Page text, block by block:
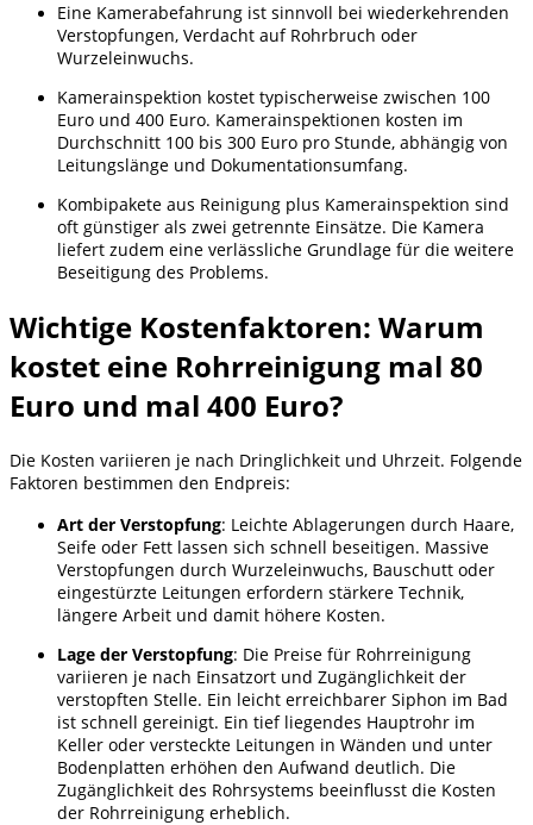
Eine Kamerabefahrung ist sinnvoll bei wiederkehrenden
Verstopfungen, Verdacht auf Rohrbruch oder
Wurzeleinwuchs.
Kamerainspektion kostet typischerweise zwischen 100
Euro und 400 Euro. Kamerainspektionen kosten im
Durchschnitt 100 bis 300 Euro pro Stunde, abhängig von
Leitungslänge und Dokumentationsumfang.
Kombipakete aus Reinigung plus Kamerainspektion sind
oft günstiger als zwei getrennte Einsätze. Die Kamera
liefert zudem eine verlässliche Grundlage für die weitere
Beseitigung des Problems.
Wichtige Kostenfaktoren: Warum
kostet eine Rohrreinigung mal 80
Euro und mal 400 Euro?
Die Kosten variieren je nach Dringlichkeit und Uhrzeit. Folgende
Faktoren bestimmen den Endpreis:
Art der Verstopfung: Leichte Ablagerungen durch Haare,
Seife oder Fett lassen sich schnell beseitigen. Massive
Verstopfungen durch Wurzeleinwuchs, Bauschutt oder
eingestürzte Leitungen erfordern stärkere Technik,
längere Arbeit und damit höhere Kosten.
Lage der Verstopfung: Die Preise für Rohrreinigung
variieren je nach Einsatzort und Zugänglichkeit der
verstopften Stelle. Ein leicht erreichbarer Siphon im Bad
ist schnell gereinigt. Ein tief liegendes Hauptrohr im
Keller oder versteckte Leitungen in Wänden und unter
Bodenplatten erhöhen den Aufwand deutlich. Die
Zugänglichkeit des Rohrsystems beeinflusst die Kosten
der Rohrreinigung erheblich.